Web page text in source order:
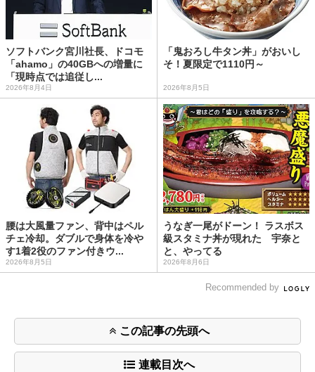
ソフトバンク宮川社長、ドコモ
「ahamo」の40GBへの増量に
「現時点では追従し...
2026年8月4日
「鬼おろし牛タン丼」がおいし
そ！夏限定で1110円～
2026年8月5日
腰は大風量ファン、背中はペル
チェ冷却。ダブルで身体を冷や
す1着2役のファン付きウ...
2026年8月5日
うなぎ一尾がドーン！ ラスボス
級スタミナ丼が現れた 宇奈と
と、やってる
2026年8月6日
Recommended by
この記事の先頭へ
連載目次へ